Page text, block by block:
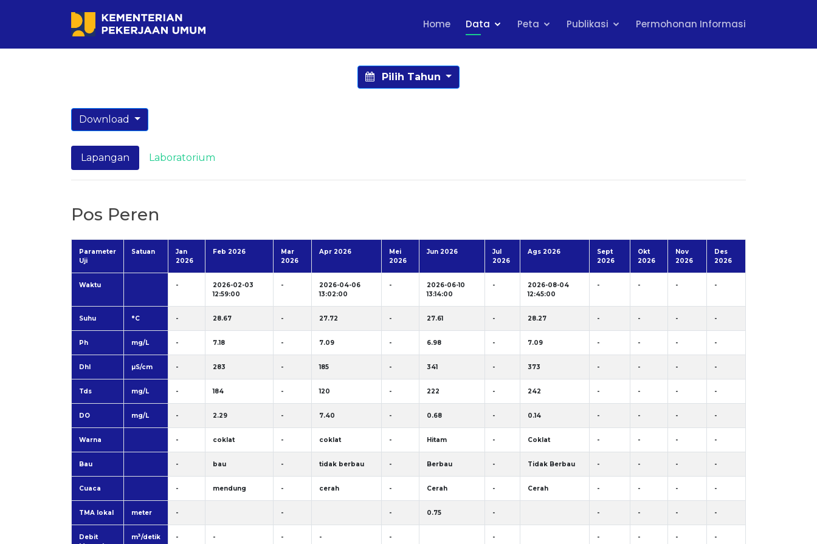
Home Data Peta Publikasi Permohonan Informasi
Pilih Tahun
Download
Lapangan Laboratorium
Pos Peren
Parameter
Uji
Satuan
Jan
2026
Feb 2026
Mar
2026
Apr 2026
Mei
2026
Jun 2026
Jul
2026
Ags 2026
Sept
2026
Okt
2026
Nov
2026
Des
2026
Waktu -
2026-02-03
12:59:00
-
2026-04-06
13:02:00
-
2026-06-10
13:14:00
-
2026-08-04
12:45:00
- - - -
Suhu °C - 28.67 - 27.72 - 27.61 - 28.27 - - - -
Ph mg/L - 7.18 - 7.09 - 6.98 - 7.09 - - - -
Dhl µS/cm - 283 - 185 - 341 - 373 - - - -
Tds mg/L - 184 - 120 - 222 - 242 - - - -
DO mg/L - 2.29 - 7.40 - 0.68 - 0.14 - - - -
Warna - coklat - coklat - Hitam - Coklat - - - -
Bau - bau - tidak berbau - Berbau - Tidak Berbau - - - -
Cuaca - mendung - cerah - Cerah - Cerah - - - -
TMA lokal meter - - - 0.75 - - - - -
Debit
m3/detik - - - - - - - - - -